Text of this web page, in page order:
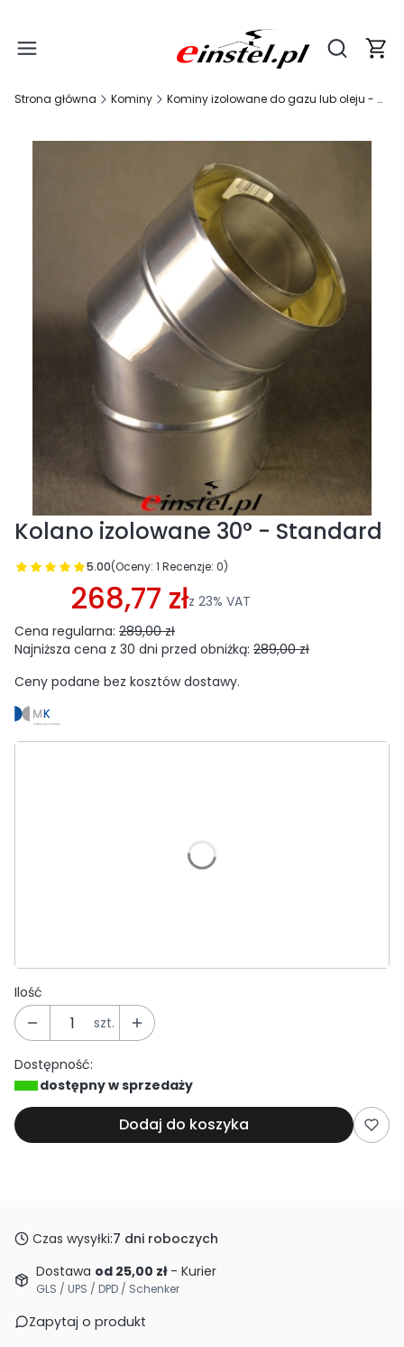
Otwórz
Strona główna Kominy Kominy izolowane do gazu lub oleju - atmosferyczne
Kolano izolowane 30° - Standard
5.00(Oceny: 1 Recenzje: 0)
Przejdź do sekcji Opinie
268,77 złz 23% VAT
Cena regularna: 289,00 zł
Najniższa cena z 30 dni przed obniżką: 289,00 zł
Ceny podane bez kosztów dostawy.
Ilość
szt.
Dostępność:
dostępny w sprzedaży
Dodaj do koszyka
Czas wysyłki:7 dni roboczych
Dostawa od 25,00 zł - Kurier
GLS / UPS / DPD / Schenker
Zapytaj o produkt